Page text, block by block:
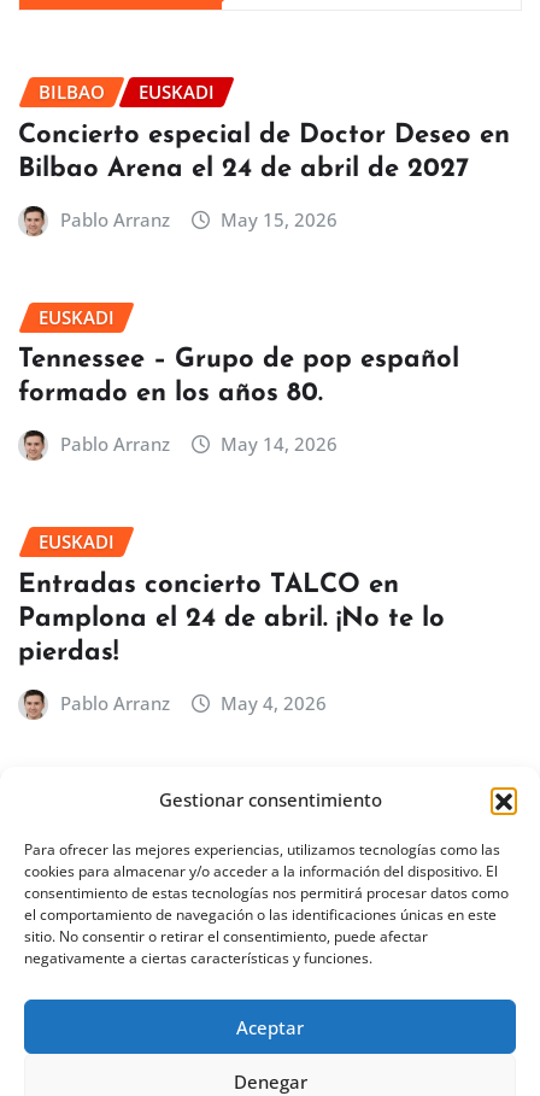
Gestionar consentimiento
Para ofrecer las mejores experiencias, utilizamos tecnologías como las
cookies para almacenar y/o acceder a la información del dispositivo. El
consentimiento de estas tecnologías nos permitirá procesar datos como
el comportamiento de navegación o las identificaciones únicas en este
sitio. No consentir o retirar el consentimiento, puede afectar
negativamente a ciertas características y funciones.
Aceptar
Denegar
BILBAO EUSKADI
Concierto especial de Doctor Deseo en
Bilbao Arena el 24 de abril de 2027
Pablo Arranz May 15, 2026
EUSKADI
Tennessee – Grupo de pop español
formado en los años 80.
Pablo Arranz May 14, 2026
EUSKADI
Entradas concierto TALCO en
Pamplona el 24 de abril. ¡No te lo
pierdas!
Pablo Arranz May 4, 2026
EUSKADI
Concierto de Íñigo Quintero en Bilbao
– 18 de febrero de 2027
Pablo Arranz Abr 30, 2026